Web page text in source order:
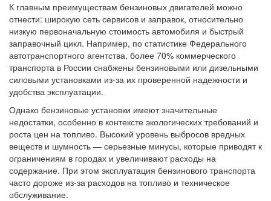
К главным преимуществам бензиновых двигателей можно
отнести: широкую сеть сервисов и заправок, относительно
низкую первоначальную стоимость автомобиля и быстрый
заправочный цикл. Например, по статистике Федерального
автотранспортного агентства, более 70% коммерческого
транспорта в России снабжены бензиновыми или дизельными
силовыми установками из-за их проверенной надежности и
удобства эксплуатации.
Однако бензиновые установки имеют значительные
недостатки, особенно в контексте экологических требований и
роста цен на топливо. Высокий уровень выбросов вредных
веществ и шумность — серьезные минусы, которые приводят к
ограничениям в городах и увеличивают расходы на
содержание. При этом эксплуатация бензинового транспорта
часто дороже из-за расходов на топливо и техническое
обслуживание.